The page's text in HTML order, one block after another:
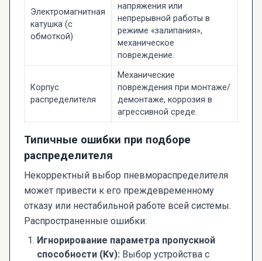
Электромагнитная
катушка (с
обмоткой)
напряжения или
непрерывной работы в
режиме «залипания»,
механическое
повреждение.
Корпус
распределителя
Механические
повреждения при монтаже/
демонтаже, коррозия в
агрессивной среде.
Типичные ошибки при подборе
распределителя
Некорректный выбор пневмораспределителя
может привести к его преждевременному
отказу или нестабильной работе всей системы.
Распространенные ошибки:
Игнорирование параметра пропускной
способности (Kv): Выбор устройства с